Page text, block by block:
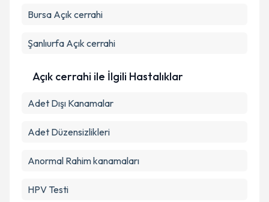
Bursa Açık cerrahi
Şanlıurfa Açık cerrahi
Açık cerrahi ile İlgili Hastalıklar
Adet Dışı Kanamalar
Adet Düzensizlikleri
Anormal Rahim kanamaları
HPV Testi